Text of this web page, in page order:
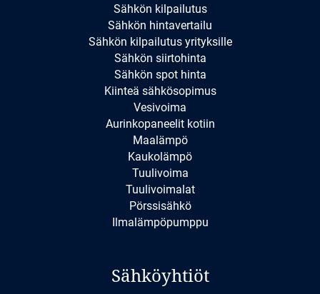
Sähkön kilpailutus
Sähkön hintavertailu
Sähkön kilpailutus yrityksille
Sähkön siirtohinta
Sähkön spot hinta
Kiinteä sähkösopimus
Vesivoima
Aurinkopaneelit kotiin
Maalämpö
Kaukolämpö
Tuulivoima
Tuulivoimalat
Pörssisähkö
Ilmalämpöpumppu
Sähköyhtiöt